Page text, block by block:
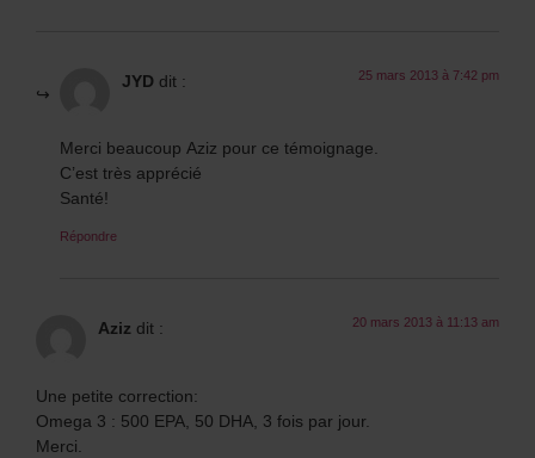
JYD dit : 25 mars 2013 à 7:42 pm
Merci beaucoup Aziz pour ce témoignage.
C’est très apprécié
Santé!
Répondre
Aziz dit : 20 mars 2013 à 11:13 am
Une petite correction:
Omega 3 : 500 EPA, 50 DHA, 3 fois par jour.
Merci.